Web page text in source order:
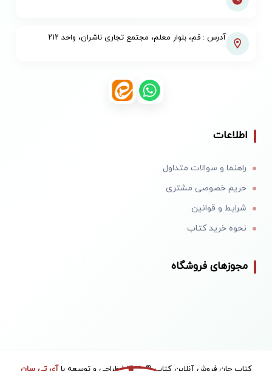
آدرس : قم، بلوار معلم، مجتمع تجاری ناشران، واحد ۲۱۲
اطلاعات
راهنما و سوالات متداول
حریم خصوصی مشتری
شرایط و قوانین
نحوه خرید کتاب
مجوزهای فروشگاه